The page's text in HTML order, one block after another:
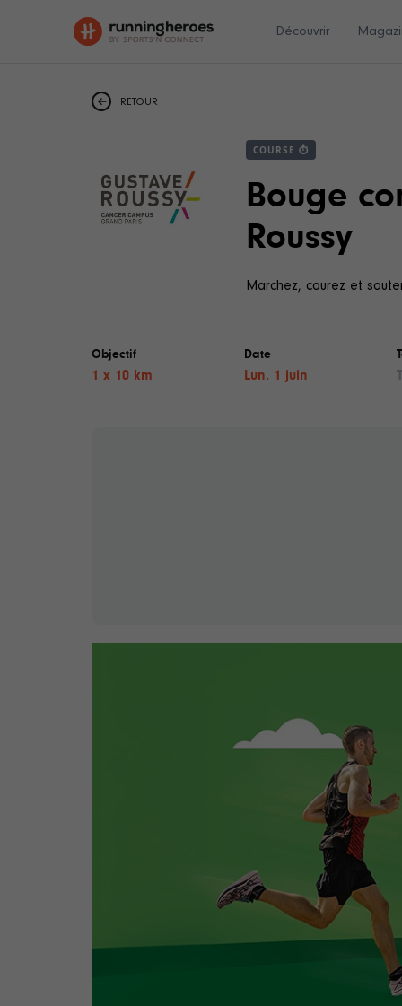
Découvrir
RETOUR
COURSE ⏱
Bouge
Roussy
Marchez, courez et
Objectif
1 x 10 km
Date
Lun. 1 juin